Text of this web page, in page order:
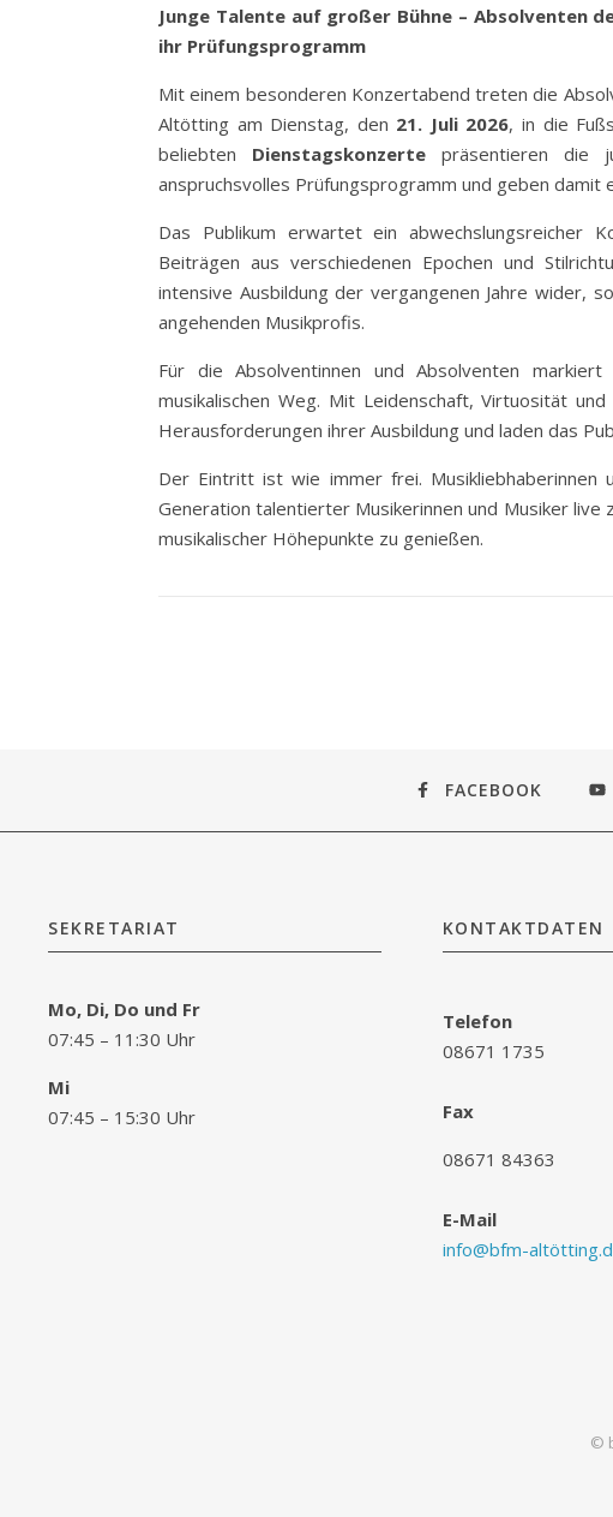
Junge Talente auf großer Bühne – Absolventen
ihr Prüfungsprogramm
Mit einem besonderen Konzertabend treten die
Altötting am Dienstag, den 21. Juli 2026, in die
beliebten Dienstagskonzertepräsentieren die
anspruchsvolles Prüfungsprogramm und geben damit
Das Publikum erwartet ein abwechslungsreicher
Beiträgen aus verschiedenen Epochen und
intensive Ausbildung der vergangenen Jahre wider,
angehenden Musikprofis.
Für die Absolventinnen und Absolventen
musikalischen Weg. Mit Leidenschaft, Virtuosität
Herausforderungen ihrer Ausbildung und laden das
Der Eintritt ist wie immer frei. Musikliebhaberinnen
Generation talentierter Musikerinnen und Musiker
musikalischer Höhepunkte zu genießen.
FACEBOOK
SEKRETARIAT
Mo, Di, Do und Fr
07:45 – 11:30 Uhr
Mi
07:45 – 15:30 Uhr
KONTAKTDATEN
Telefon
08671 1735
Fax
08671 84363
E-Mail
info@bfm-
©